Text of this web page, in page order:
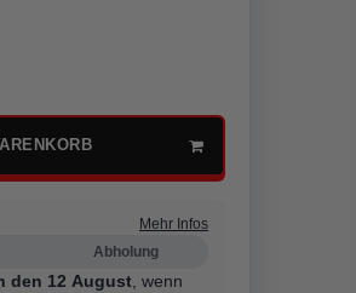
Mehr Infos
Abholung
den 12 August, wenn